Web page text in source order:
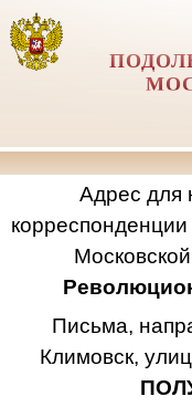
Адрес для
корреспонденции
Письма,
Климовск,